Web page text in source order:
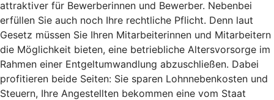
attraktiver für Bewerberinnen und Bewerber. Nebenbei
erfüllen Sie auch noch Ihre rechtliche Pflicht. Denn laut
Gesetz müssen Sie Ihren Mitarbeiterinnen und Mitarbeitern
die Möglichkeit bieten, eine betriebliche Altersvorsorge im
Rahmen einer Entgeltumwandlung abzuschließen. Dabei
profitieren beide Seiten: Sie sparen Lohnnebenkosten und
Steuern, Ihre Angestellten bekommen eine vom Staat